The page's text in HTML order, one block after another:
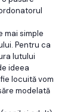
mai simple
Pentru ca
lutului
ideea
locuită vom
modelată